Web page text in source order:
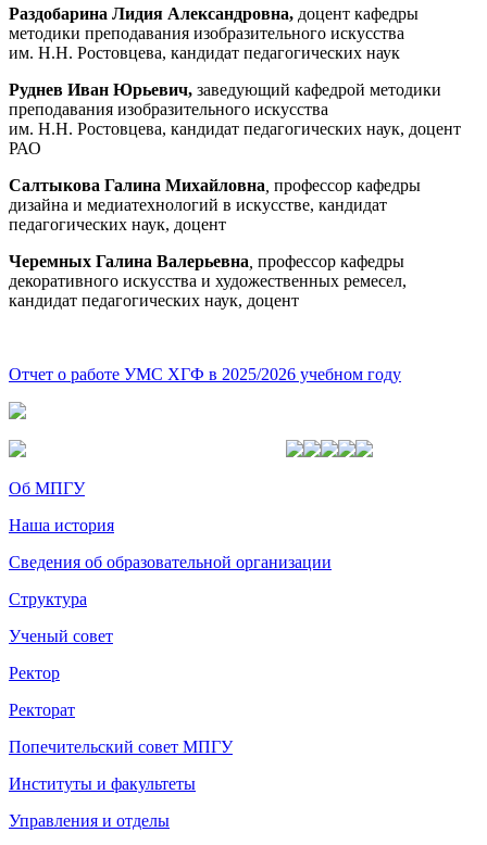
Раздобарина Лидия Александровна, доцент кафедры
методики преподавания изобразительного искусства
им. Н.Н. Ростовцева, кандидат педагогических наук
Руднев Иван Юрьевич, заведующий кафедрой методики
преподавания изобразительного искусства
им. Н.Н. Ростовцева, кандидат педагогических наук, доцент
РАО
Салтыкова Галина Михайловна профессор кафедры
дизайна и медиатехнологий в искусстве, кандидат
педагогических наук, доцент
Черемных Галина Валерьевна профессор кафедры
декоративного искусства и художественных ремесел,
кандидат педагогических наук, доцент
Отчет о работе УМС ХГФ в 2025/2026 учебном году
Об МПГУ
Наша история
Сведения об образовательной организации
Структура
Ученый совет
Ректор
Ректорат
Попечительский совет МПГУ
Институты и факультеты
Управления и отделы